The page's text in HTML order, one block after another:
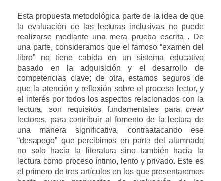
Esta propuesta metodológica parte de la idea de que
la evaluación de las lecturas inclusivas no puede
realizarse mediante una mera prueba escrita . De
una parte, consideramos que el famoso “examen del
libro” no tiene cabida en un sistema educativo
basado en la adquisición y el desarrollo de
competencias clave; de otra, estamos seguros de
que la atención y reflexión sobre el proceso lector, y
el interés por todos los aspectos relacionados con la
lectura, son requisitos fundamentales para crear
lectores, para contribuir al fomento de la lectura de
una manera significativa, contraatacando ese
“desapego” que percibimos en parte del alumnado
no solo hacia la literatura sino también hacia la
lectura como proceso íntimo, lento y privado. Este es
el primero de tres artículos en los que presentaremos